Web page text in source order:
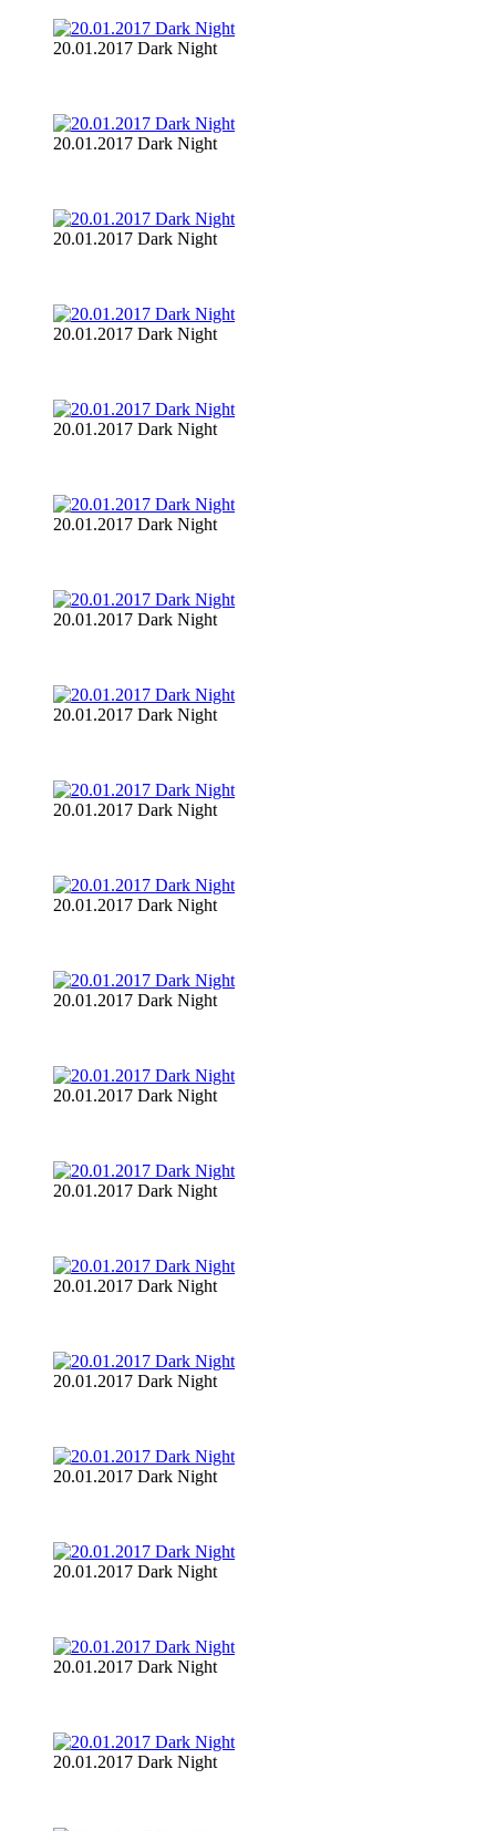
20.01.2017 Dark Night
20.01.2017 Dark Night
20.01.2017 Dark Night
20.01.2017 Dark Night
20.01.2017 Dark Night
20.01.2017 Dark Night
20.01.2017 Dark Night
20.01.2017 Dark Night
20.01.2017 Dark Night
20.01.2017 Dark Night
20.01.2017 Dark Night
20.01.2017 Dark Night
20.01.2017 Dark Night
20.01.2017 Dark Night
20.01.2017 Dark Night
20.01.2017 Dark Night
20.01.2017 Dark Night
20.01.2017 Dark Night
20.01.2017 Dark Night